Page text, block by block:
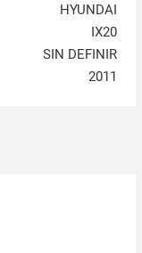
HYUNDAI
IX20
SIN DEFINIR
2011